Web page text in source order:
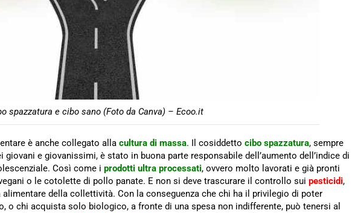
spazzatura e cibo sano (Foto da Canva) – Ecoo.it
è anche collegato alla cultura di massa. Il cosiddetto cibo spazzatura, sempre
e giovanissimi, è stato in buona parte responsabile dell’aumento dell’indice di
Così come i prodotti ultra processati, ovvero molto lavorati e già pronti
o le cotolette di pollo panate. E non si deve trascurare il controllo sui pesticidi,
della collettività. Con la conseguenza che chi ha il privilegio di poter
o chi acquista solo biologico, a fronte di una spesa non indifferente, può tenersi al